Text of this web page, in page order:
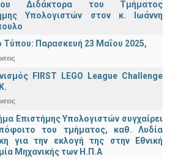
Διδάκτορα του Τμήματος
Υπολογιστών στον κ. Ιωάννη
Τύπου: Παρασκευή 23 Μαΐου 2025,
FIRST LEGO League Challenge
Επιστήμης Υπολογιστών συγχαίρει
του τμήματος, καθ. Λυδία
για την εκλογή της στην Εθνική
Μηχανικής των Η.Π.Α